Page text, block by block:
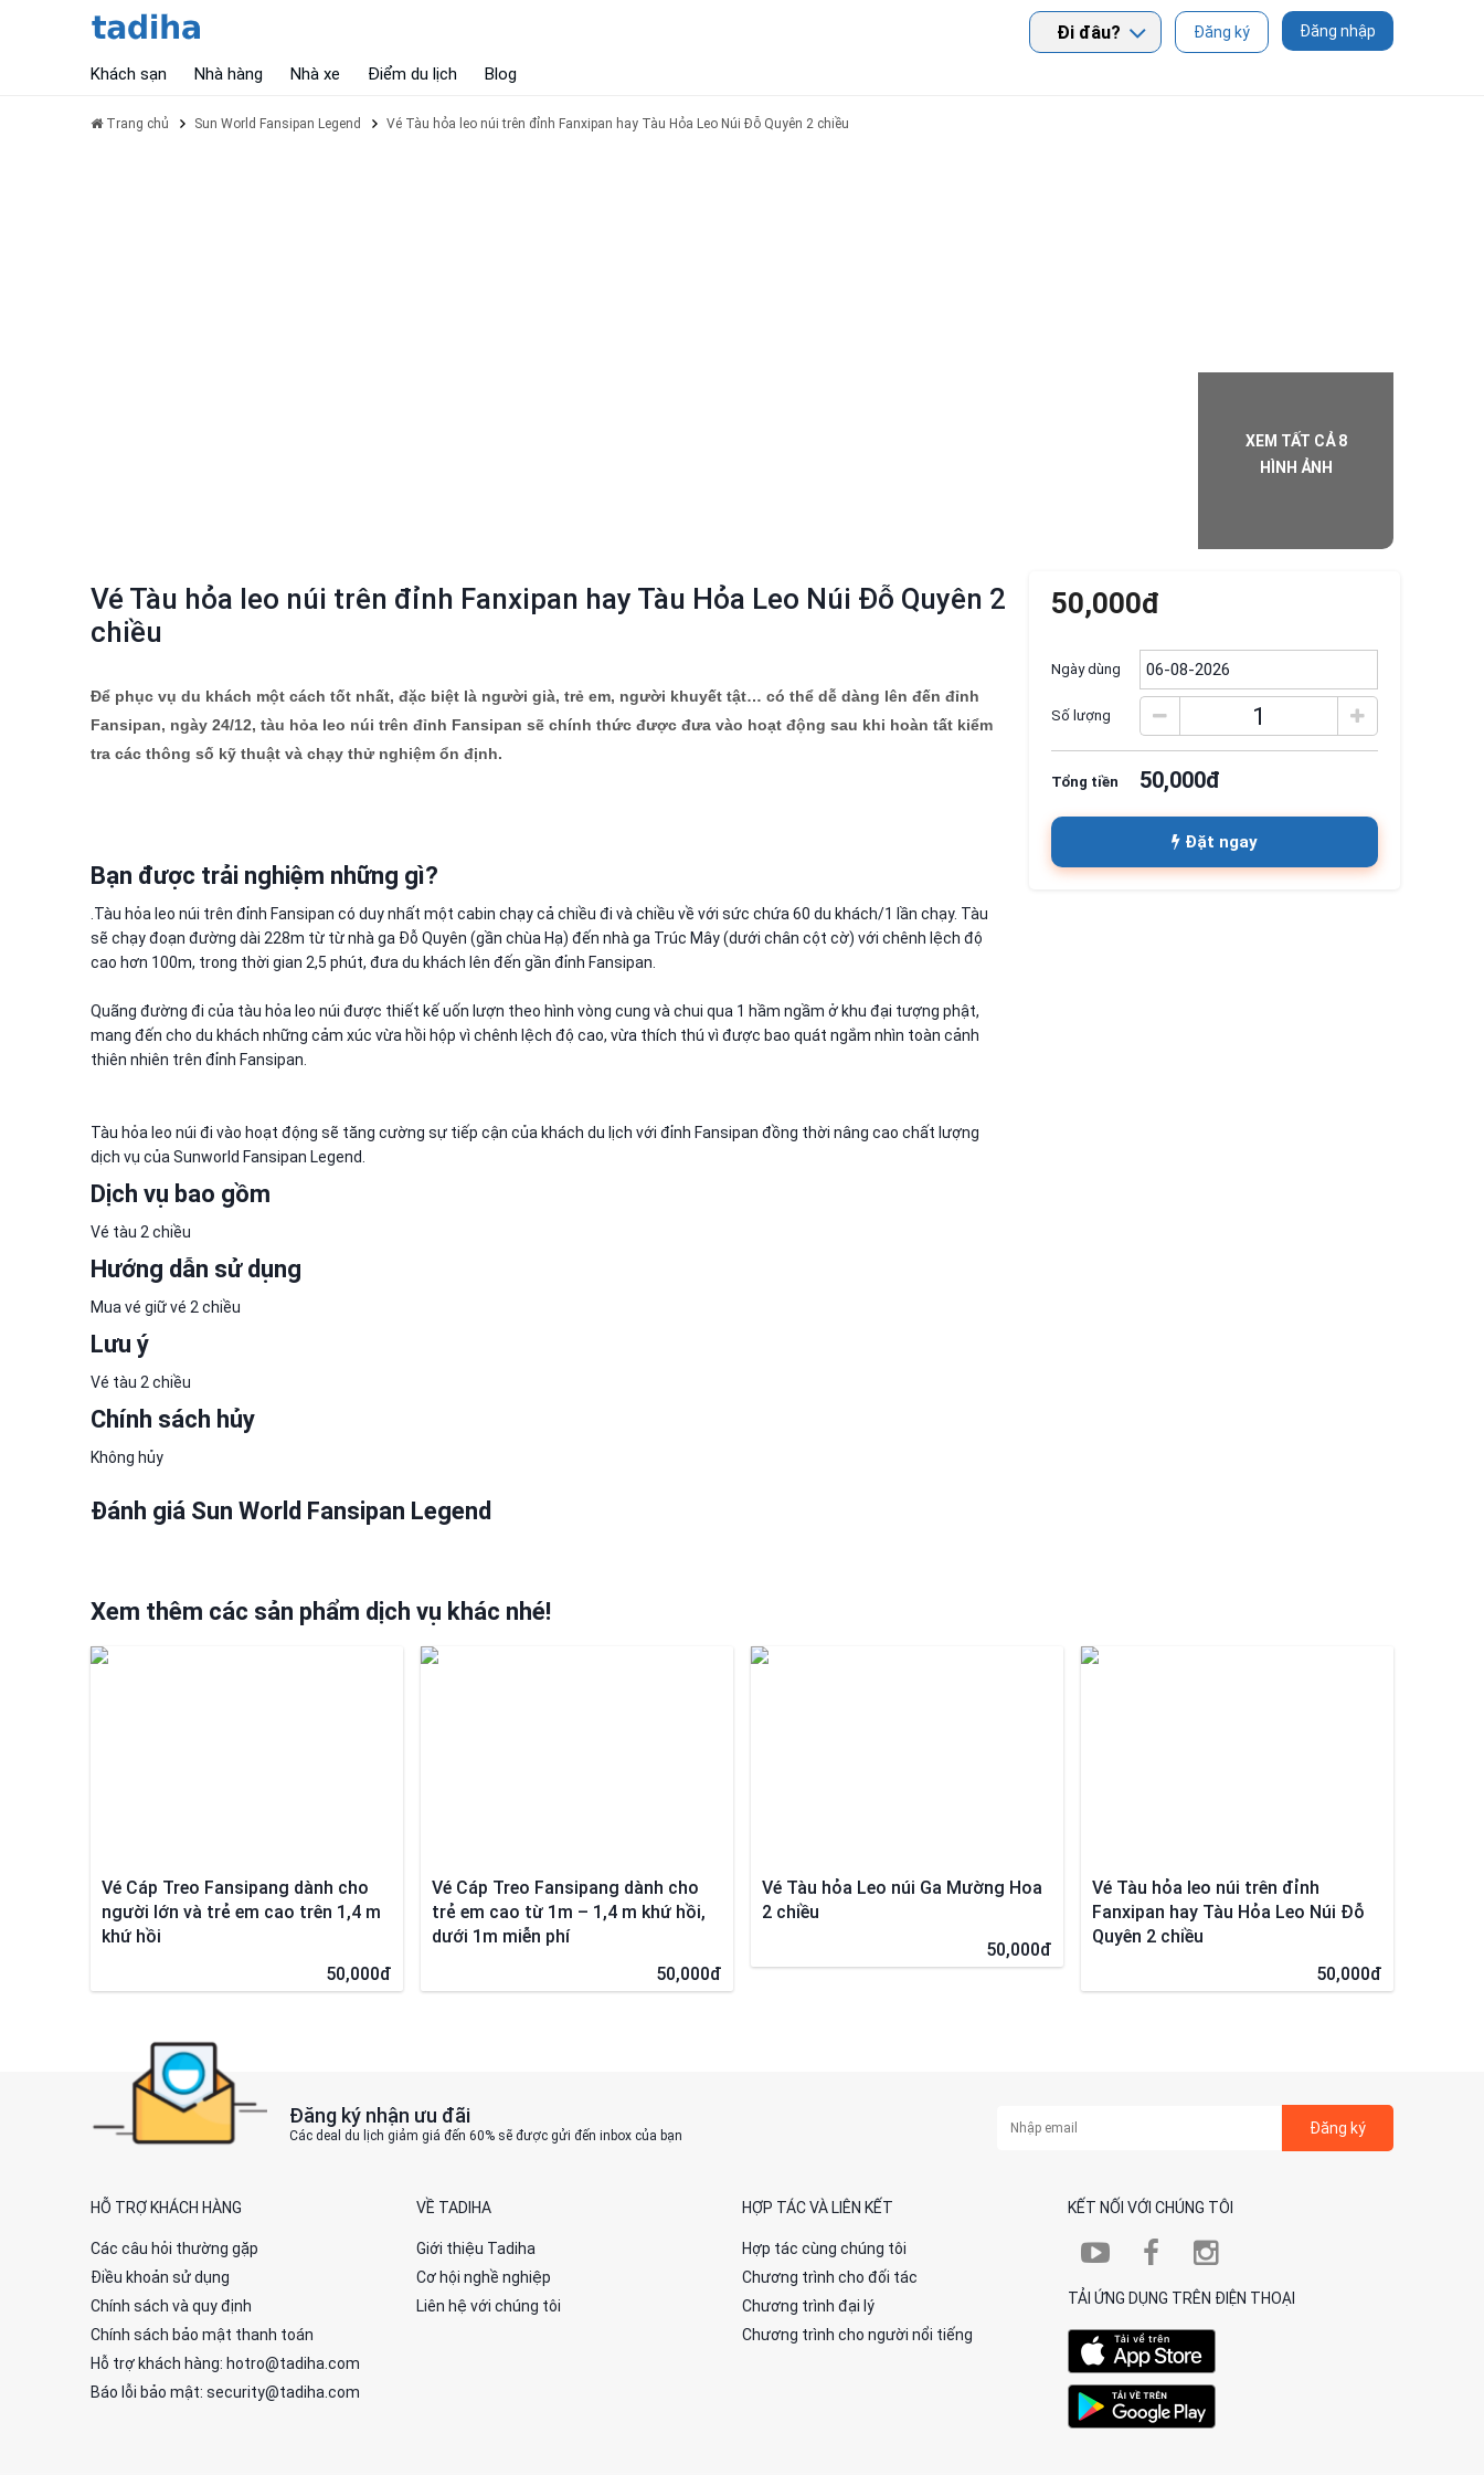
Đăng nhập
Đăng ký
Đi đâu?
Khách sạn Nhà hàng Nhà xe Điểm du lịch Blog
Trang chủ Sun World Fansipan Legend Vé Tàu hỏa leo núi trên đỉnh Fanxipan hay Tàu Hỏa Leo Núi Đỗ Quyên 2 chiều
XEM TẤT CẢ 8
HÌNH ẢNH
Vé Tàu hỏa leo núi trên đỉnh Fanxipan hay Tàu Hỏa Leo Núi Đỗ Quyên 2
chiều
Để phục vụ du khách một cách tốt nhất, đặc biệt là người già, trẻ em, người khuyết tật… có thể dễ dàng lên đến đỉnh
Fansipan, ngày 24/12, tàu hỏa leo núi trên đỉnh Fansipan sẽ chính thức được đưa vào hoạt động sau khi hoàn tất kiểm
tra các thông số kỹ thuật và chạy thử nghiệm ổn định.
Bạn được trải nghiệm những gì?
.Tàu hỏa leo núi trên đỉnh Fansipan có duy nhất một cabin chạy cả chiều đi và chiều về với sức chứa 60 du khách/1 lần chạy. Tàu
sẽ chạy đoạn đường dài 228m từ từ nhà ga Đỗ Quyên (gần chùa Hạ) đến nhà ga Trúc Mây (dưới chân cột cờ) với chênh lệch độ
cao hơn 100m, trong thời gian 2,5 phút, đưa du khách lên đến gần đỉnh Fansipan.
Quãng đường đi của tàu hỏa leo núi được thiết kế uốn lượn theo hình vòng cung và chui qua 1 hầm ngầm ở khu đại tượng phật,
mang đến cho du khách những cảm xúc vừa hồi hộp vì chênh lệch độ cao, vừa thích thú vì được bao quát ngắm nhìn toàn cảnh
thiên nhiên trên đỉnh Fansipan.
Tàu hỏa leo núi đi vào hoạt động sẽ tăng cường sự tiếp cận của khách du lịch với đỉnh Fansipan đồng thời nâng cao chất lượng
dịch vụ của Sunworld Fansipan Legend.
Dịch vụ bao gồm
Vé tàu 2 chiều
Hướng dẫn sử dụng
Mua vé giữ vé 2 chiều
Lưu ý
Vé tàu 2 chiều
Chính sách hủy
Không hủy
Đánh giá Sun World Fansipan Legend
50,000đ
Ngày dùng
Số lượng
Tổng tiền 50,000đ
Đặt ngay
Xem thêm các sản phẩm dịch vụ khác nhé!
Vé Cáp Treo Fansipang dành cho
người lớn và trẻ em cao trên 1,4 m
khứ hồi
50,000đ
Vé Cáp Treo Fansipang dành cho
trẻ em cao từ 1m – 1,4 m khứ hồi,
dưới 1m miễn phí
50,000đ
Vé Tàu hỏa Leo núi Ga Mường Hoa
2 chiều
50,000đ
Vé Tàu hỏa leo núi trên đỉnh
Fanxipan hay Tàu Hỏa Leo Núi Đỗ
Quyên 2 chiều
50,000đ
Đăng ký
Đăng ký nhận ưu đãi
Các deal du lịch giảm giá đến 60% sẽ được gửi đến inbox của bạn
HỖ TRỢ KHÁCH HÀNG
Các câu hỏi thường gặp
Điều khoản sử dụng
Chính sách và quy định
Chính sách bảo mật thanh toán
Hỗ trợ khách hàng: hotro@tadiha.com
Báo lỗi bảo mật: security@tadiha.com
VỀ TADIHA
Giới thiệu Tadiha
Cơ hội nghề nghiệp
Liên hệ với chúng tôi
HỢP TÁC VÀ LIÊN KẾT
Hợp tác cùng chúng tôi
Chương trình cho đối tác
Chương trình đại lý
Chương trình cho người nổi tiếng
KẾT NỐI VỚI CHÚNG TÔI
TẢI ỨNG DỤNG TRÊN ĐIỆN THOẠI